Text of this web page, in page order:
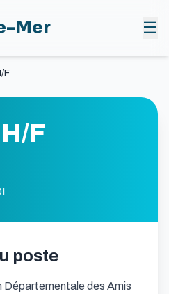
Mer ☰
F
F
poste
Départementale des Amis